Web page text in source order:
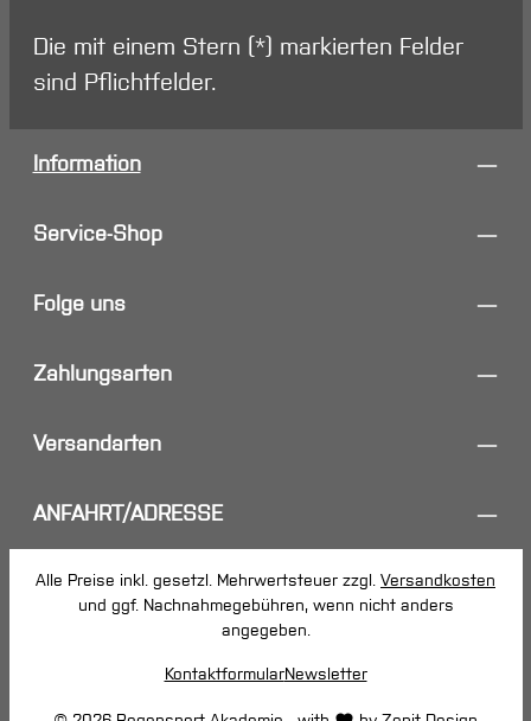
Die mit einem Stern (*) markierten Felder
sind Pflichtfelder.
Information
Service-Shop
Folge uns
Zahlungsarten
Versandarten
ANFAHRT/ADRESSE
Alle Preise inkl. gesetzl. Mehrwertsteuer zzgl. Versandkosten
und ggf. Nachnahmegebühren, wenn nicht anders
angegeben.
KontaktformularNewsletter